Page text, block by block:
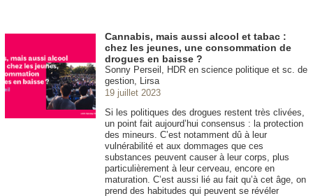
Cannabis, mais aussi alcool et tabac :
chez les jeunes, une consommation de
drogues en baisse ?
Sonny Perseil, HDR en science politique et sc. de
gestion, Lirsa
19 juillet 2023
Si les politiques des drogues restent très clivées,
un point fait aujourd’hui consensus : la protection
des mineurs. C’est notamment dû à leur
vulnérabilité et aux dommages que ces
substances peuvent causer à leur corps, plus
particulièrement à leur cerveau, encore en
maturation. C’est aussi lié au fait qu’à cet âge, on
prend des habitudes qui peuvent se révéler